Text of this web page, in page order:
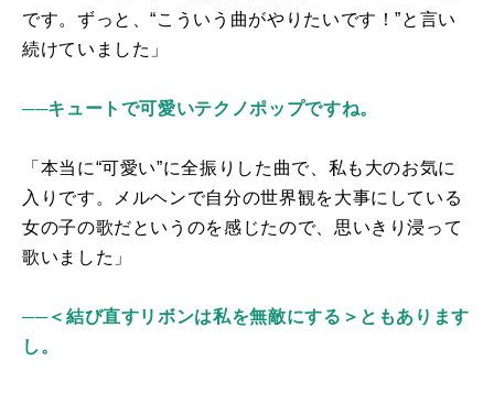
です。ずっと、“こういう曲がやりたいです！”と言い
続けていました」
──キュートで可愛いテクノポップですね。
「本当に“可愛い”に全振りした曲で、私も大のお気に
入りです。メルヘンで自分の世界観を大事にしている
女の子の歌だというのを感じたので、思いきり浸って
歌いました」
──＜結び直すリボンは私を無敵にする＞ともあります
し。